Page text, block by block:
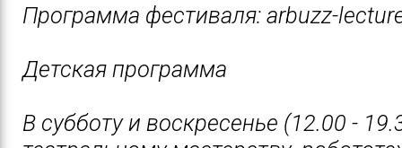
Программа фестиваля: arbuzz-
Детская программа
В субботу и воскресенье (12.00 -